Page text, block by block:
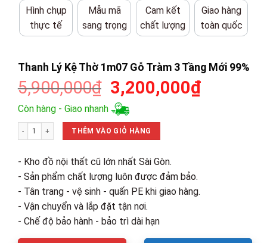
Hình chụp
thực tế
Mẫu mã
sang trọng
Cam kết
chất lượng
Giao hàng
toàn quốc
Thanh Lý Kệ Thờ 1m07 Gỗ Tràm 3 Tầng Mới 99%
5,900,000₫ Giá
gốc
là:
5,900,000₫.
3,200,000₫Giá
Còn hàng - Giao nhanh
Thanh Lý Kệ Thờ 1m07 Gỗ Tràm 3 Tầng Mới 99% số lượng
THÊM VÀO GIỎ HÀNG
- Kho đồ nội thất cũ lớn nhất Sài Gòn.
- Sản phẩm chất lượng luôn được đảm bảo.
- Tân trang - vệ sinh - quấn PE khi giao hàng.
- Vận chuyển và lắp đặt tận nơi.
- Chế độ bảo hành - bảo trì dài hạn